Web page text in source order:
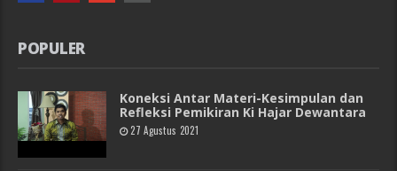
POPULER
Koneksi Antar Materi-Kesimpulan dan
Refleksi Pemikiran Ki Hajar Dewantara
27 Agustus 2021